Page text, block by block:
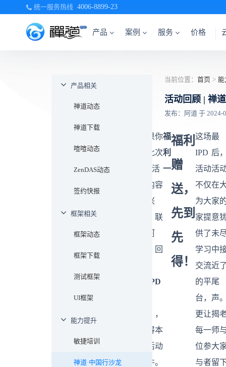
统一服务热线 4006-8899-23
产品 案例 服务 价格
产品相关
禅道动态
禅道下载
喧喧动态
ZenDAS动态
签约快报
框架相关
框架动态
框架下载
测试框架
UI框架
能力提升
敏捷培训
禅道·中国行沙龙
当前位置： 首页 > 能
活动回顾 | 禅
发布：阿道 于 2024-
最
后，
活
在
家
意
未
中
近了
尾
声。
揭
师
大
留
这场
IPD
活动
不仅
为大
家提
供了
学习
交流
的平
台，
更让
每一
位参
与者
福利
赠
送，
先到
先
得！
福
利
一
如果你
对此次
IPD活
动内容
感兴
趣，联
系阿
道，回
IPD
】，
获得本
次活动
课件。
更多
习资料
利
三
道，回
复【禅
免费体
验禅道
启你的
产品研